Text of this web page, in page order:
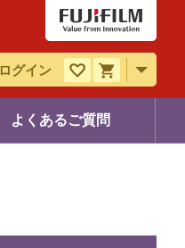
ログイン
よくあるご質問